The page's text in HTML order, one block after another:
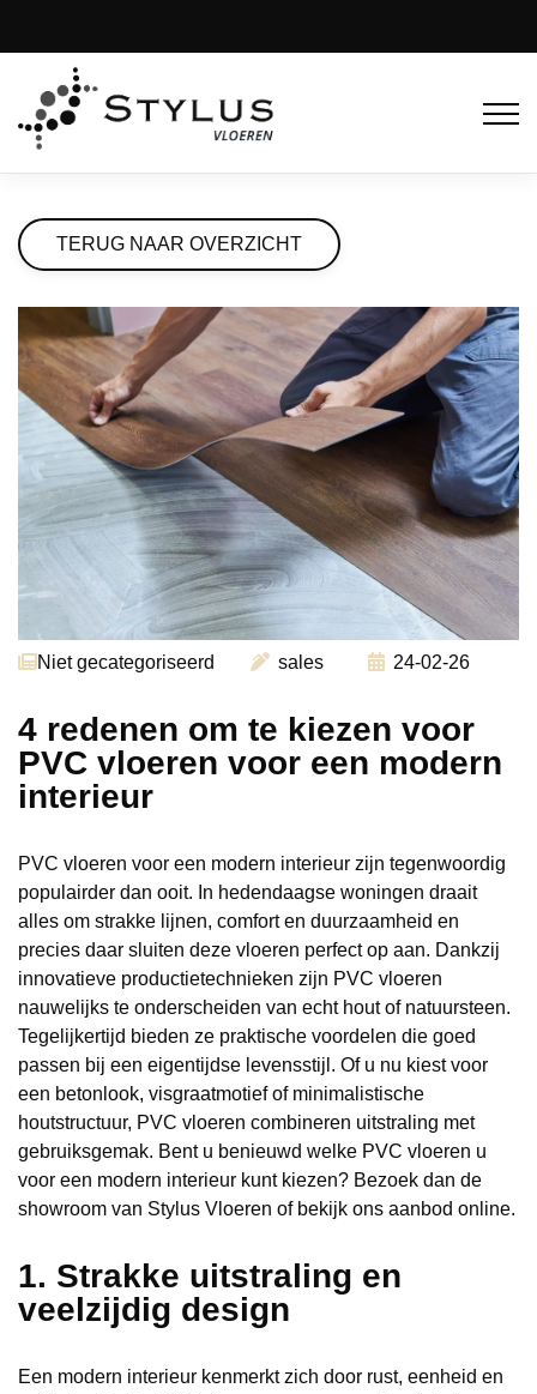
TERUG NAAR OVERZICHT
Niet gecategoriseerd sales 24-02-26
4 redenen om te kiezen voor
PVC vloeren voor een modern
interieur
PVC vloeren voor een modern interieur zijn tegenwoordig
populairder dan ooit. In hedendaagse woningen draait
alles om strakke lijnen, comfort en duurzaamheid en
precies daar sluiten deze vloeren perfect op aan. Dankzij
innovatieve productietechnieken zijn PVC vloeren
nauwelijks te onderscheiden van echt hout of natuursteen.
Tegelijkertijd bieden ze praktische voordelen die goed
passen bij een eigentijdse levensstijl. Of u nu kiest voor
een betonlook, visgraatmotief of minimalistische
houtstructuur, PVC vloeren combineren uitstraling met
gebruiksgemak. Bent u benieuwd welke PVC vloeren u
voor een modern interieur kunt kiezen? Bezoek dan de
showroom van Stylus Vloeren of bekijk ons aanbod online.
1. Strakke uitstraling en
veelzijdig design
Een modern interieur kenmerkt zich door rust, eenheid en